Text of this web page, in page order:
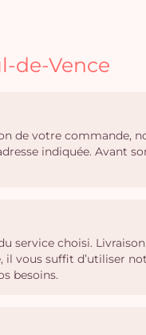
de-Vence
de votre commande,
indiquée. Avant
service choisi.
il vous suffit d’utiliser
besoins.